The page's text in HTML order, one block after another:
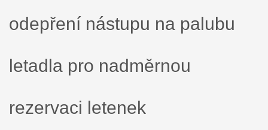
odepření nástupu na palubu
letadla pro nadměrnou
rezervaci letenek